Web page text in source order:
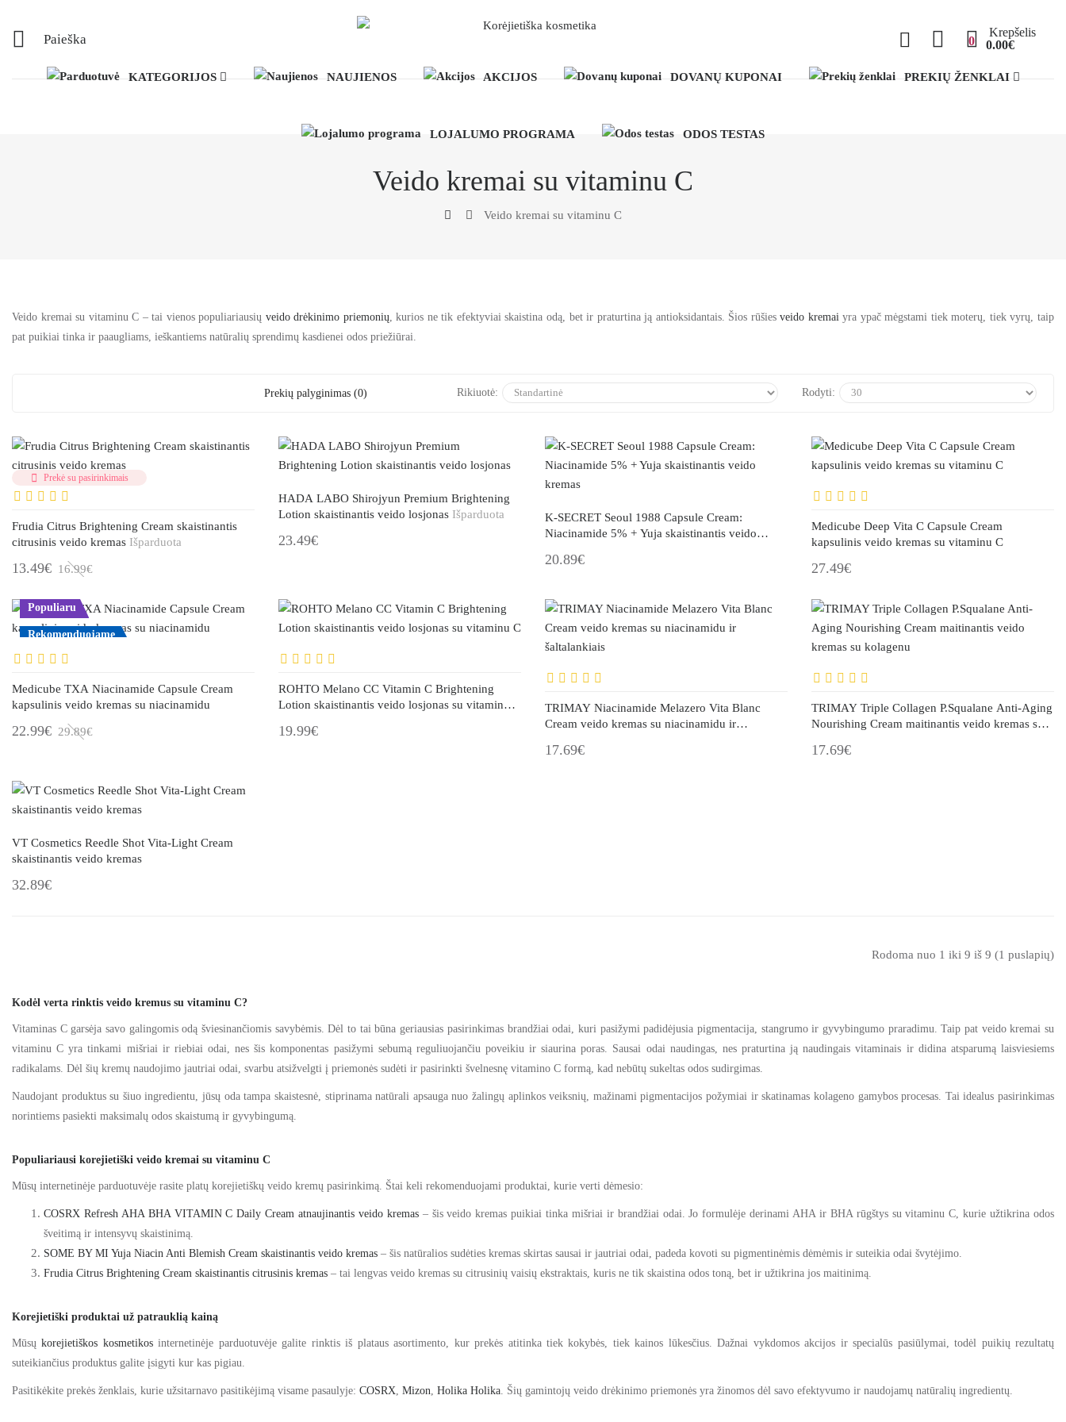
Paieška 0 0.00€
Krepšelis
KATEGORIJOS NAUJIENOS AKCIJOS DOVANŲ KUPONAI PREKIŲ ŽENKLAI
LOJALUMO PROGRAMA ODOS TESTAS
Veido kremai su vitaminu C
Veido kremai su vitaminu C
Veido kremai su vitaminu C – tai vienos populiariausių veido drėkinimo priemonių, kurios ne tik efektyviai skaistina odą, bet ir praturtina ją antioksidantais. Šios rūšiesveido kremaiyra ypač mėgstami tiek moterų, tiek vyrų, taip
pat puikiai tinka ir paaugliams, ieškantiems natūralių sprendimų kasdienei odos priežiūrai.
Prekių palyginimas (0) Rikiuotė: Rodyti:
Prekė su pasirinkimais
Frudia Citrus Brightening Cream skaistinantis
citrusinis veido kremas Išparduota
13.49€ 16.99€
HADA LABO Shirojyun Premium Brightening
Lotion skaistinantis veido losjonas Išparduota
23.49€
K-SECRET Seoul 1988 Capsule Cream:
Niacinamide 5% + Yuja skaistinantis veido
20.89€
Medicube Deep Vita C Capsule Cream
kapsulinis veido kremas su vitaminu C
27.49€
Populiaru
Rekomenduojame
Medicube TXA Niacinamide Capsule Cream
kapsulinis veido kremas su niacinamidu
22.99€ 29.89€
ROHTO Melano CC Vitamin C Brightening
Lotion skaistinantis veido losjonas su vitaminu C
19.99€
TRIMAY Niacinamide Melazero Vita Blanc
Cream veido kremas su niacinamidu ir
17.69€
TRIMAY Triple Collagen P.Squalane Anti-Aging
Nourishing Cream maitinantis veido kremas su
17.69€
VT Cosmetics Reedle Shot Vita-Light Cream
skaistinantis veido kremas
32.89€
Rodoma nuo 1 iki 9 iš 9 (1 puslapių)
Kodėl verta rinktis veido kremus su vitaminu C?
Vitaminas C garsėja savo galingomis odą šviesinančiomis savybėmis. Dėl to tai būna geriausias pasirinkimas brandžiai odai, kuri pasižymi padidėjusia pigmentacija, stangrumo ir gyvybingumo praradimu. Taip pat veido kremai su
vitaminu C yra tinkami mišriai ir riebiai odai, nes šis komponentas pasižymi sebumą reguliuojančiu poveikiu ir siaurina poras. Sausai odai naudingas, nes praturtina ją naudingais vitaminais ir didina atsparumą laisviesiems
radikalams. Dėl šių kremų naudojimo jautriai odai, svarbu atsižvelgti į priemonės sudėti ir pasirinkti švelnesnę vitamino C formą, kad nebūtų sukeltas odos sudirgimas.
Naudojant produktus su šiuo ingredientu, jūsų oda tampa skaistesnė, stiprinama natūrali apsauga nuo žalingų aplinkos veiksnių, mažinami pigmentacijos požymiai ir skatinamas kolageno gamybos procesas. Tai idealus pasirinkimas
norintiems pasiekti maksimalų odos skaistumą ir gyvybingumą.
Populiariausi korejietiški veido kremai su vitaminu C
Mūsų internetinėje parduotuvėje rasite platų korejietiškų veido kremų pasirinkimą. Štai keli rekomenduojami produktai, kurie verti dėmesio:
COSRX Refresh AHA BHA VITAMIN C Daily Cream atnaujinantis veido kremas– šis veido kremas puikiai tinka mišriai ir brandžiai odai. Jo formulėje derinami AHA ir BHA rūgštys su vitaminu C, kurie užtikrina odos
šveitimą ir intensyvų skaistinimą.
SOME BY MI Yuja Niacin Anti Blemish Cream skaistinantis veido kremas – šis natūralios sudėties kremas skirtas sausai ir jautriai odai, padeda kovoti su pigmentinėmis dėmėmis ir suteikia odai švytėjimo.
Frudia Citrus Brightening Cream skaistinantis citrusinis kremas – tai lengvas veido kremas su citrusinių vaisių ekstraktais, kuris ne tik skaistina odos toną, bet ir užtikrina jos maitinimą.
Korejietiški produktai už patrauklią kainą
Mūsųkorejietiškos kosmetikosinternetinėje parduotuvėje galite rinktis iš plataus asortimento, kur prekės atitinka tiek kokybės, tiek kainos lūkesčius. Dažnai vykdomos akcijos ir specialūs pasiūlymai, todėl puikių rezultatų
suteikiančius produktus galite įsigyti kur kas pigiau.
Pasitikėkite prekės ženklais, kurie užsitarnavo pasitikėjimą visame pasaulyje: COSRX Mizon Holika Holika . Šių gamintojų veido drėkinimo priemonės yra žinomos dėl savo efektyvumo ir naudojamų natūralių ingredientų.